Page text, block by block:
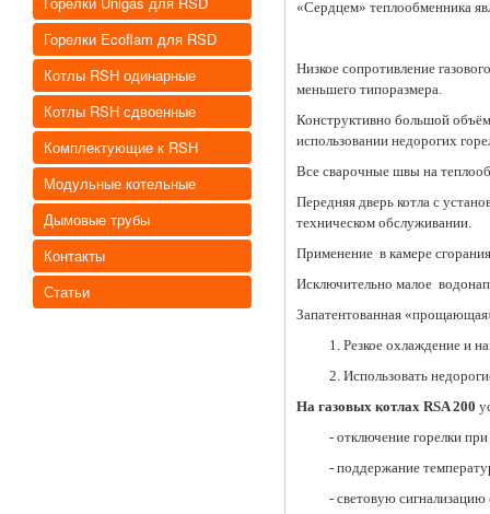
Горелки Ecoflam для RSD
Котлы RSH одинарные
Котлы RSH сдвоенные
Комплектующие к RSH
Модульные котельные
Дымовые трубы
Контакты
Статьи
«Сердцем» теплообменника
Низкое сопротивление
меньшего типоразмера.
Конструктивно большой
использовании недорогих
Все сварочные швы на
Передняя дверь котла с
техническом обслуживании.
Применение в камере
Исключительно малое
Запатентованная
1. Резкое охлаждение и
2. Использовать
На газовых котлах RSA 200
- отключение горелки
- поддержание
- световую сигнализацию